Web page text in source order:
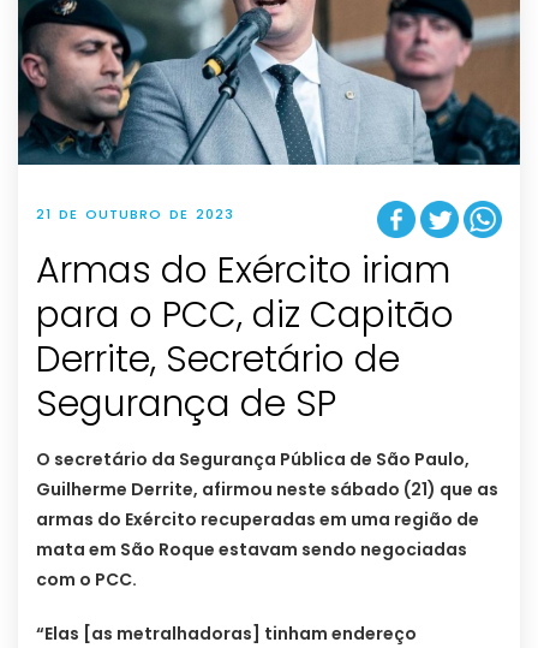
21 DE OUTUBRO DE 2023
Armas do Exército iriam
para o PCC, diz Capitão
Derrite, Secretário de
Segurança de SP
O secretário da Segurança Pública de São Paulo,
Guilherme Derrite, afirmou neste sábado (21) que as
armas do Exército recuperadas em uma região de
mata em São Roque estavam sendo negociadas
com o PCC.
“Elas [as metralhadoras] tinham endereço